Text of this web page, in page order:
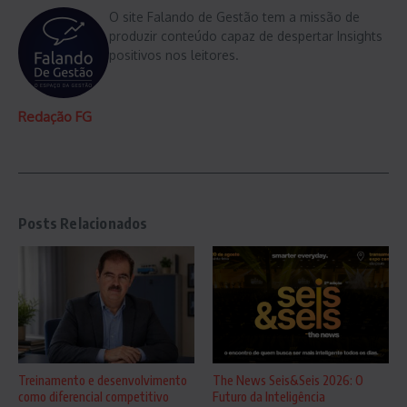
Redação FG
O site Falando de Gestão tem a missão de
produzir conteúdo capaz de despertar Insights
positivos nos leitores.
Posts Relacionados
Treinamento e desenvolvimento
como diferencial competitivo
The News Seis&Seis 2026: O
Futuro da Inteligência